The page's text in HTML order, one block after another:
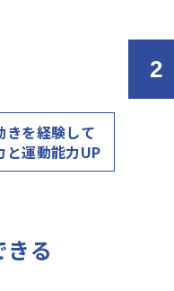
2
きを経験して
と運動能力UP
る